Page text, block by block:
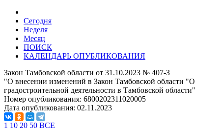
Сегодня
Неделя
Месяц
ПОИСК
КАЛЕНДАРЬ ОПУБЛИКОВАНИЯ
Закон Тамбовской области от 31.10.2023 № 407-З
"О внесении изменений в Закон Тамбовской области "О
градостроительной деятельности в Тамбовской области"
Номер опубликования: 6800202311020005
Дата опубликования: 02.11.2023
1 10 20 50 ВСЕ